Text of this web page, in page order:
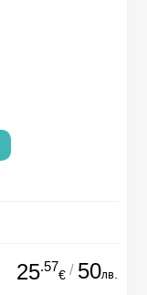
25.57
€ / 50лв.